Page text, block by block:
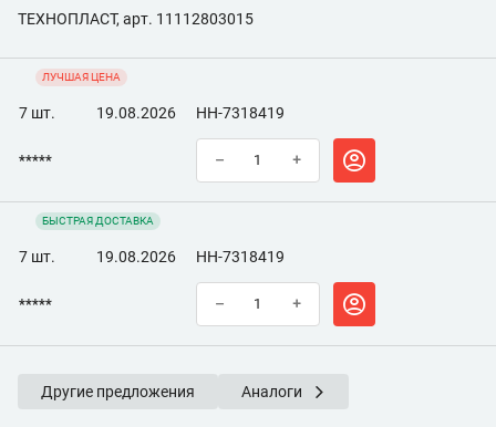
ТЕХНОПЛАСТ, арт. 11112803015
ЛУЧШАЯ ЦЕНА
7 шт. 19.08.2026 НН-7318419
***** – +
БЫСТРАЯ ДОСТАВКА
7 шт. 19.08.2026 НН-7318419
***** – +
Другие предложения Аналоги